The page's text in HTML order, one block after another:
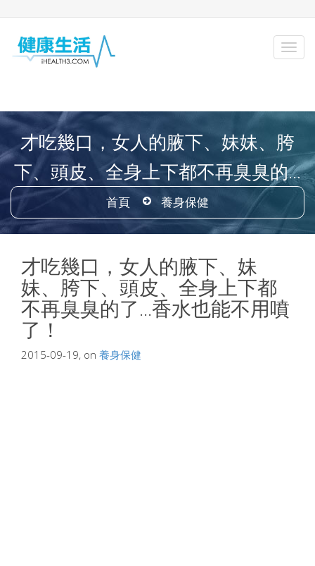
才吃幾口，女人的腋下、妹妹、胯
下、頭皮、全身上下都不再臭臭的...
首頁 養身保健
才吃幾口，女人的腋下、妹
妹、胯下、頭皮、全身上下都
不再臭臭的了...香水也能不用噴
了！
2015-09-19, on 養身保健